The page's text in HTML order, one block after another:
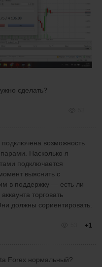
сделать?
возможность
Насколько я
подключается
выяснить с
в поддержку — есть ли
торговать
должны сориентировать.
+1
Forex нормальный?